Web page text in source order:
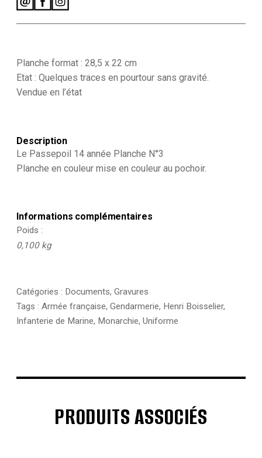
Planche format : 28,5 x 22 cm
Etat : Quelques traces en pourtour sans gravité.
Vendue en l’état
Description
Le Passepoil 14 année Planche N°3
Planche en couleur mise en couleur au pochoir.
Informations complémentaires
Poids
0,100 kg
Catégories : Documents, Gravures
Tags : Armée française, Gendarmerie, Henri Boisselier,
Infanterie de Marine, Monarchie, Uniforme
PRODUITS ASSOCIÉS